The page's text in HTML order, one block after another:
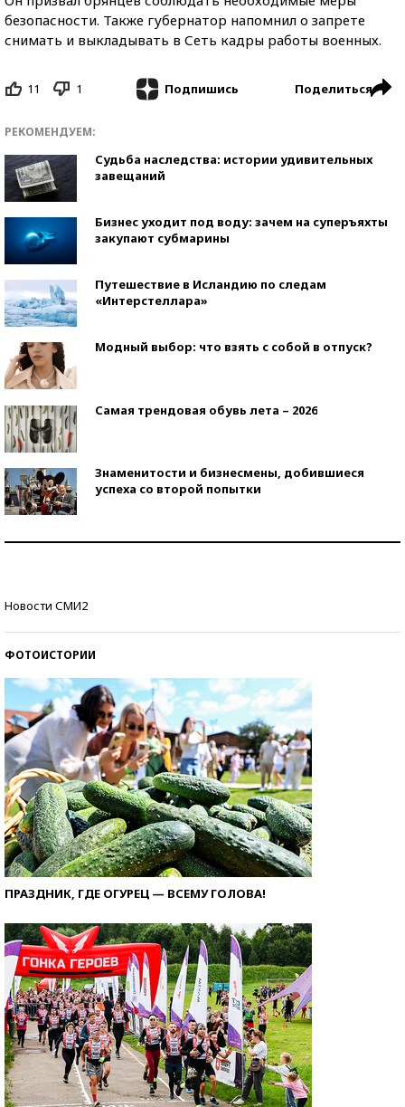
безопасности. Также губернатор напомнил о запрете
снимать и выкладывать в Сеть кадры работы военных.
11 1 Подпишись Поделиться
РЕКОМЕНДУЕМ:
Судьба наследства: истории удивительных
завещаний
Бизнес уходит под воду: зачем на суперъяхты
закупают субмарины
Путешествие в Исландию по следам
«Интерстеллара»
Модный выбор: что взять с собой в отпуск?
Самая трендовая обувь лета – 2026
Знаменитости и бизнесмены, добившиеся
успеха со второй попытки
Новости СМИ2
ФОТОИСТОРИИ
ПРАЗДНИК, ГДЕ ОГУРЕЦ — ВСЕМУ ГОЛОВА!